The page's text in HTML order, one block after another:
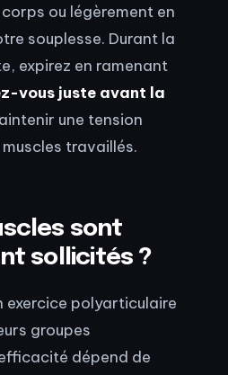
ou légèrement en
souplesse. Durant la
expirez en ramenant
vous juste avant la
une tension
travaillés.
sont
sollicités ?
exercice polyarticulaire
groupes
dépend de